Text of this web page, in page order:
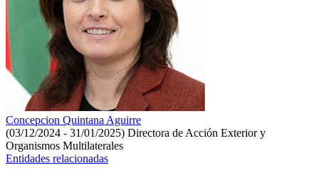
Concepcion Quintana Aguirre
(03/12/2024 - 31/01/2025) Directora de Acción Exterior y
Organismos Multilaterales
Entidades relacionadas